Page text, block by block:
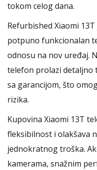
tokom celog dana.
Refurbished Xiaomi
potpuno funkcionalan
odnosu na nov uređaj.
telefon prolazi detaljno
sa garancijom, što
rizika.
Kupovina Xiaomi 13T
fleksibilnost i olakšava
jednokratnog troška.
kamerama, snažnim